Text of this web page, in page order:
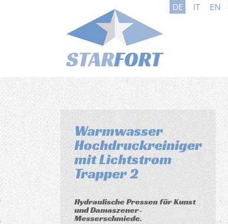
DE IT EN
Warmwasser
Hochdruckreiniger
mit Lichtstrom
Trapper 2
Hydraulische Pressen für Kunst
und Damaszener-
Messerschmiede.